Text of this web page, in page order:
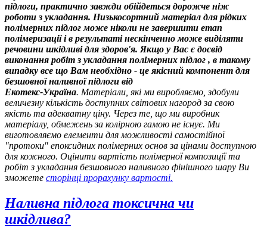
підлоги, практично завжди обійдеться дорожче ніж
роботи з укладання. Низькосортний матеріал для рідких
полімерних підлог може ніколи не завершити етап
полімеризації і в результаті нескінченно може виділяти
речовини шкідливі для здоров'я. Якщо у Вас є досвід
виконання робіт з укладання полімерних підлог , в такому
випадку все що Вам необхідно - це якісний компонент для
безшовної наливної підлоги від
Екотекс-Україна. Матеріали, які ми виробляємо, здобули
величезну кількість доступних світових нагород за свою
якість та адекватну ціну. Через те, що ми виробник
матеріалу, обмежень за колірною гамою не існує. Ми
виготовляємо елементи для можливості самостійної
"протоки" епоксидних полімерних основ за цінами доступною
для кожного. Оцінити вартість полімерної композиції та
робіт з укладання безшовного наливного фінішного шару Ви
зможете сторінці прорахунку вартості.
Наливна підлога токсична чи
шкідлива?